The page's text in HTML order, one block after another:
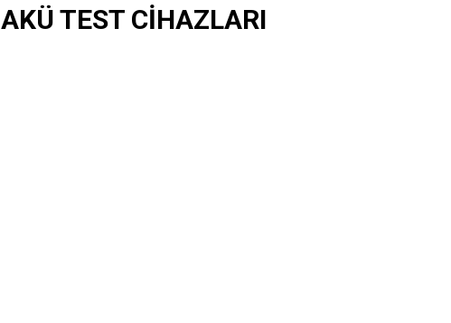
AKÜ TEST CIHAZLARI